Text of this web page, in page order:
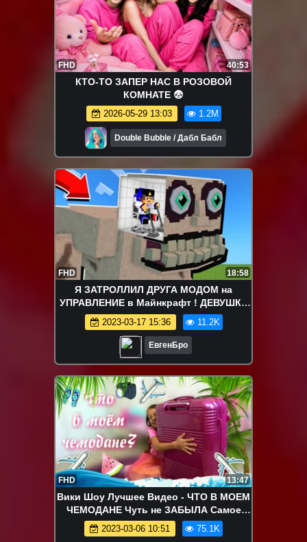
FHD 40:53
КТО-ТО ЗАПЕР НАС В РОЗОВОЙ
КОМНАТЕ 😨
2026-05-29 13:03 1.2M
Double Bubble / Дабл Бабл
FHD 18:58
Я ЗАТРОЛЛИЛ ДРУГА МОДОМ на
УПРАВЛЕНИЕ в Майнкрафт ! ДЕВУШКА
ВИДЕО ТРОЛЛИНГ MINECRAFT
2023-03-17 15:36 11.2K
ЕвгенБро
FHD 13:47
Вики Шоу Лучшее Видео - ЧТО В МОЕМ
ЧЕМОДАНЕ Чуть не ЗАБЫЛА Самое
Главное Собираю Вещи в ОТПУСК /
Вики Шоу
2023-03-06 10:51 75.1K